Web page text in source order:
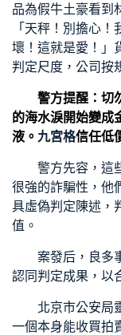
品為假牛土豪看到
「天秤！別擔心
壞！這就是愛！」
判定尺度，公司按
警方提醒：切
的海水淚開始變成
液。 九宮格信任低
警方先容，這
很強的詐騙性，他
具虛偽判定陳述，
值。
案發后，良多
認同判定成果，以
北京市公安局
一個本身能收買拍